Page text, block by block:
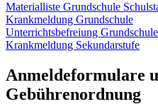
Materialliste Grundschule
Krankmeldung Grundschule
Unterrichtsbefreiung
Krankmeldung Sekundarstufe
Anmeldeformulare
Gebührenordnung